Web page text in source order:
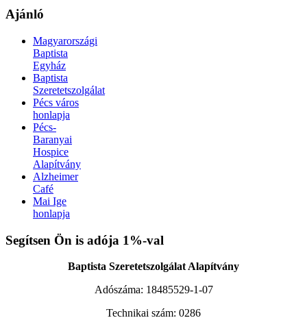
Ajánló
Magyarországi
Baptista
Egyház
Baptista
Szeretetszolgálat
Pécs város
honlapja
Pécs-
Baranyai
Hospice
Alapítvány
Alzheimer
Café
Mai Ige
honlapja
Xnxx افلام سكس عربي AV Subthai
XNXX ARAB
بنت محجبة سكس فيديو
Bf Sex
Segítsen Ön is adója 1%-val
Baptista Szeretetszolgálat Alapítvány
Adószáma: 18485529-1-07
Technikai szám: 0286